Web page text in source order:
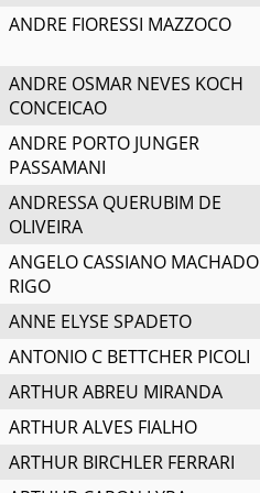
ANDRE FIORESSI MAZZOCO
ANDRE OSMAR NEVES KOCH
CONCEICAO
ANDRE PORTO JUNGER
PASSAMANI
ANDRESSA QUERUBIM DE
OLIVEIRA
ANGELO CASSIANO MACHADO
RIGO
ANNE ELYSE SPADETO
ANTONIO C BETTCHER PICOLI
ARTHUR ABREU MIRANDA
ARTHUR ALVES FIALHO
ARTHUR BIRCHLER FERRARI